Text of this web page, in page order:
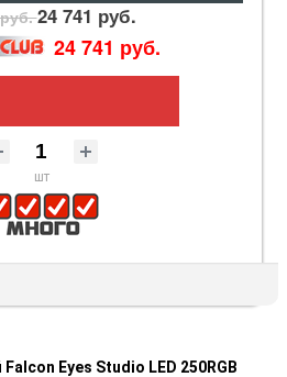
24 741 руб.
24 741 руб.
шт
Eyes Studio LED 250RGB